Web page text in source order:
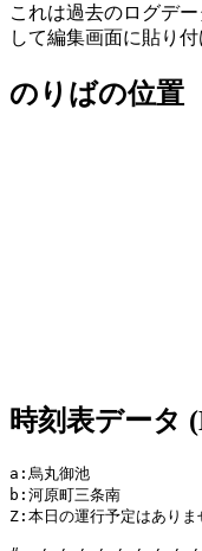
これは過去のログデ
して編集画面に貼り付
のりばの位置
時刻表データ
a:烏丸御池
b:河原町三条南
Z:本日の運行予定はあり